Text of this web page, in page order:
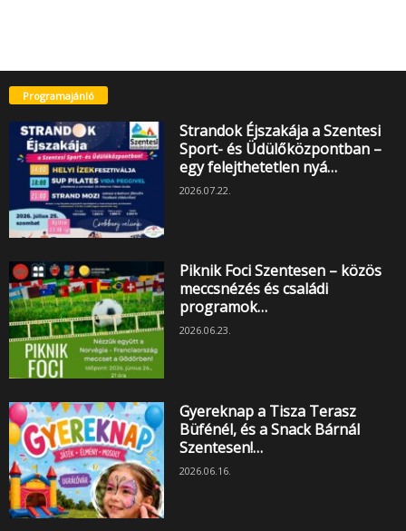
Programajánló
Strandok Éjszakája a Szentesi
Sport- és Üdülőközpontban –
egy felejthetetlen nyá…
2026.07.22.
Piknik Foci Szentesen – közös
meccsnézés és családi
programok…
2026.06.23.
Gyereknap a Tisza Terasz
Büfénél, és a Snack Bárnál
Szentesen!…
2026.06.16.